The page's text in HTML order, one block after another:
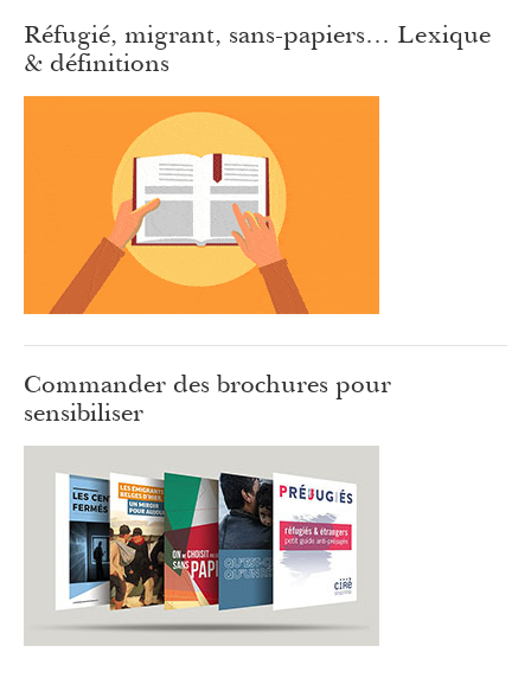
Réfugié, migrant, sans-papiers… Lexique
& définitions
Commander des brochures pour
sensibiliser